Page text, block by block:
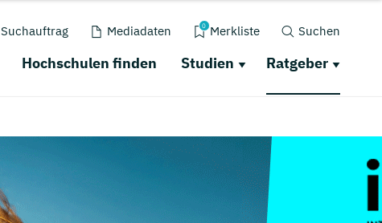
Suchauftrag Mediadaten 0 Merkliste Suchen
Hochschulen finden Studien Ratgeber